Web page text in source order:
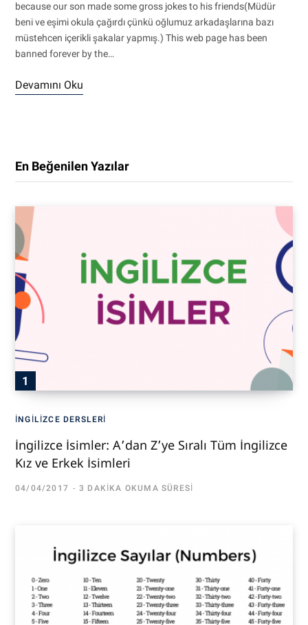
because our son made some gross jokes to his friends(Müdür
beni ve eşimi okula çağırdı çünkü oğlumuz arkadaşlarına bazı
müstehcen içerikli şakalar yapmış.) This web page has been
banned forever by the…
Devamını Oku
En Beğenilen Yazılar
İNGILIZCE DERSLERI
İngilizce İsimler: A’dan Z’ye Sıralı Tüm İngilizce
Kız ve Erkek İsimleri
04/04/2017 3 DAKIKA OKUMA SÜRESI